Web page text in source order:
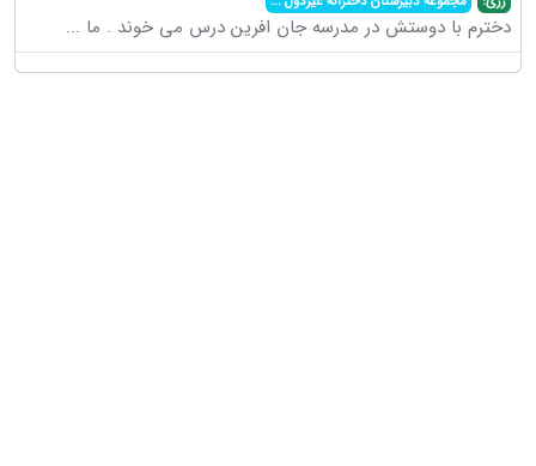
دخترم با دوستش در مدرسه جان افرین درس می خوند . ما ...